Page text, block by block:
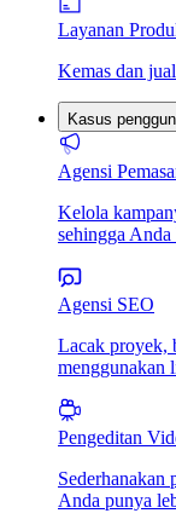
Layanan
Kemas dan
Kasus
Agensi
Kelola
sehingga
Agensi SEO
Lacak proyek,
menggunakan
Pengeditan
Sederhanakan
Anda punya